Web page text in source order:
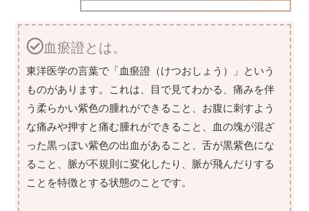
血瘀證とは。
東洋医学の言葉で「血瘀證（けつおしょう）」という
ものがあります。これは、目で見てわかる、痛みを伴
う柔らかい紫色の腫れができること、お腹に刺すよう
な痛みや押すと痛む腫れができること、血の塊が混ざ
った黒っぽい紫色の出血があること、舌が黒紫色にな
ること、脈が不規則に変化したり、脈が飛んだりする
ことを特徴とする状態のことです。